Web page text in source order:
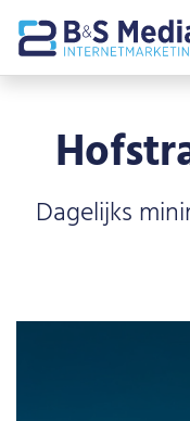
Dagelijks